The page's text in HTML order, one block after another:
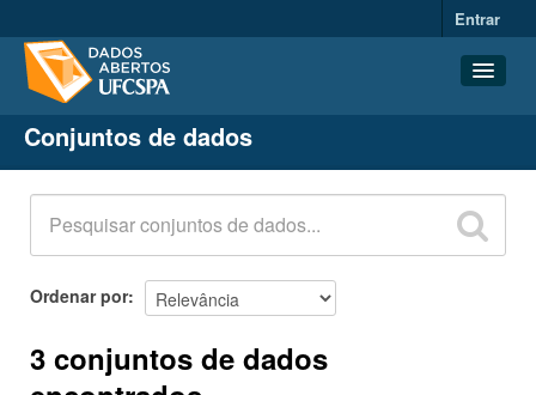
Entrar
Conjuntos de dados
Organizações
Grupos
Sobre
Conjuntos de dados
Ordenar por
3 conjuntos de dados